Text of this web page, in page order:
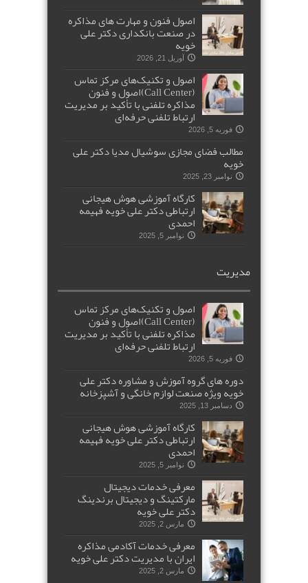
اصول فنون و مهارت های مذاکره
در صنعت بانکداری دکتر علی
خویه
آوریل 21, 2026
اصول و تکنیک‌های مرکز تماس
(Call Center)اصول و فنون
مذاکره تلفنی با تأکید بر مدیریت
ارتباط تلفنی حرفه‌ای
فوریه 5, 2026
مطالب فضای مجازی سوشیال مدیا دکتر علی
خویه
نوامبر 23, 2025
کارگاه آموزشی هوش هیجانی
ارتباطی دکتر علی خویه فهیمه
احمدی
نوامبر 5, 2025
مدیریت
اصول و تکنیک‌های مرکز تماس
(Call Center)اصول و فنون
مذاکره تلفنی با تأکید بر مدیریت
ارتباط تلفنی حرفه‌ای
فوریه 5, 2026
دوره های گروه آموزش و مشاوره دکتر علی
خویه ویژه صنعت لوازم خانگی و آشپزخانه
دسامبر 13, 2025
کارگاه آموزشی هوش هیجانی
ارتباطی دکتر علی خویه فهیمه
احمدی
نوامبر 5, 2025
معرفی خدمات دیجیتال
مارکتینگ و دیجیتال برندینگ
دکتر علی خویه
مارس 2, 2025
معرفی خدمات آکادمی مذاکره
ایران با مدیریت دکتر علی خویه
مارس 2, 2025